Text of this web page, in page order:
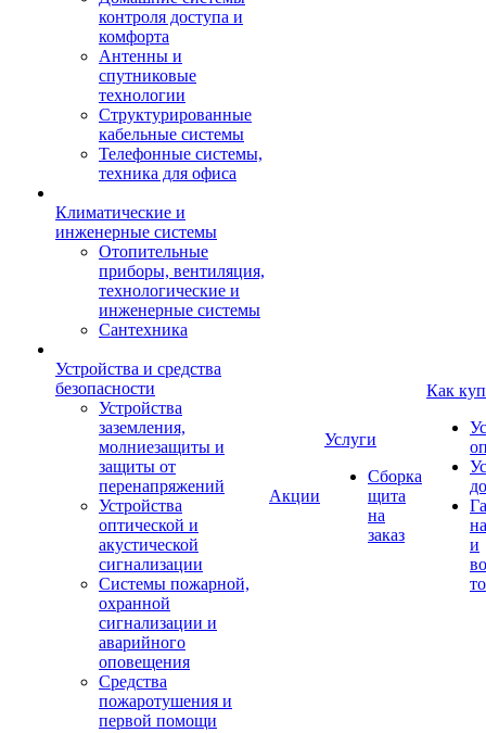
контроля доступа и
комфорта
Антенны и
спутниковые
технологии
Структурированные
кабельные системы
Телефонные системы,
техника для офиса
Климатические и
инженерные системы
Отопительные
приборы, вентиляция,
технологические и
инженерные системы
Сантехника
Устройства и средства
безопасности
Устройства
заземления,
молниезащиты и
защиты от
перенапряжений
Устройства
оптической и
акустической
сигнализации
Системы пожарной,
охранной
сигнализации и
аварийного
оповещения
Средства
пожаротушения и
первой помощи
Акции
Услуги
Сборка
щита
на
заказ
Как
и